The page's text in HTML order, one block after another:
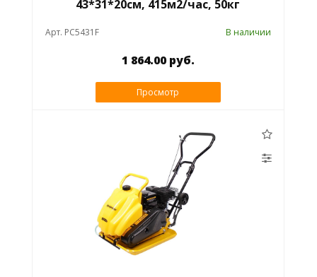
43*31*20см, 415м2/час, 50кг
Арт. PC5431F В наличии
1 864.00 руб.
Просмотр